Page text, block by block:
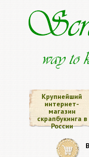
Крупнейший
интернет-
магазин
скрапбукинга в
России